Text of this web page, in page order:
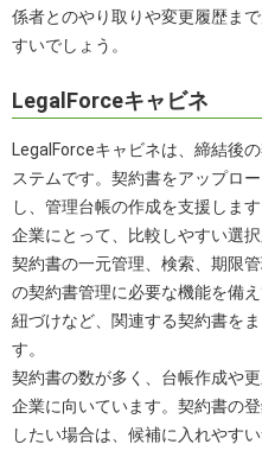
係者とのやり取りや変更履歴ま
すいでしょう。
LegalForceキャビネ
LegalForceキャビネは、締結後
ステムです。契約書をアップロ
し、管理台帳の作成を支援しま
企業にとって、比較しやすい選択
契約書の一元管理、検索、期限
の契約書管理に必要な機能を備
紐づけなど、関連する契約書を
す。
契約書の数が多く、台帳作成や
企業に向いています。契約書の
したい場合は、候補に入れやすい